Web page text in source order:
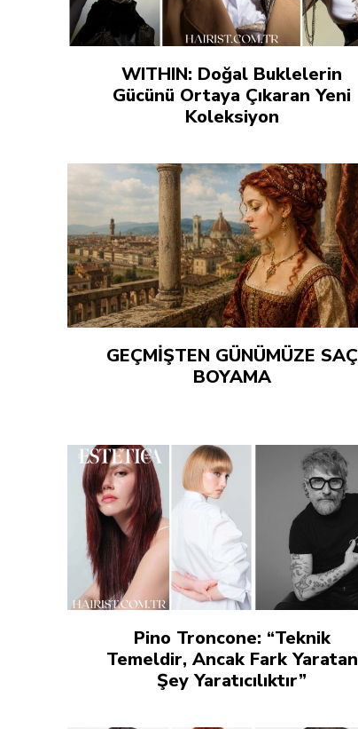
WITHIN: Doğal Buklelerin
Gücünü Ortaya Çıkaran Yeni
Koleksiyon
GEÇMİŞTEN GÜNÜMÜZE SAÇ
BOYAMA
Pino Troncone: “Teknik
Temeldir, Ancak Fark Yaratan
Şey Yaratıcılıktır”